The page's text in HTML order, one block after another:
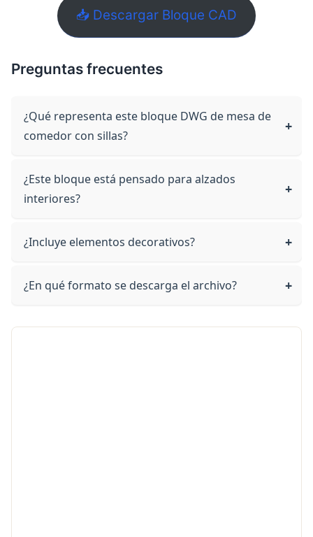
📥 Descargar Bloque CAD
Preguntas frecuentes
¿Qué representa este bloque DWG de mesa de
comedor con sillas?
¿Este bloque está pensado para alzados
interiores?
¿Incluye elementos decorativos?
¿En qué formato se descarga el archivo?